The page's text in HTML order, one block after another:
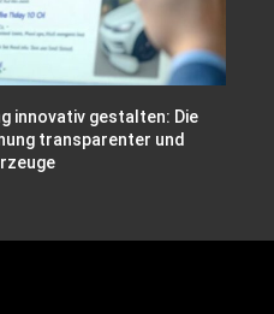
innovativ gestalten: Die
transparenter und